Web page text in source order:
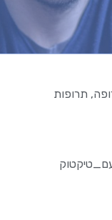
, תרופות